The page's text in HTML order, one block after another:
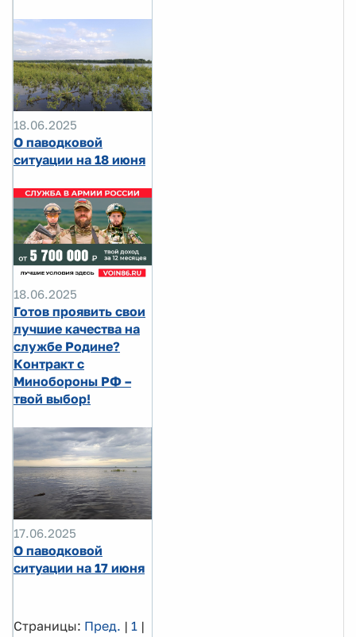
18.06.2025
О паводковой
ситуации на 18 июня
18.06.2025
Готов проявить свои
лучшие качества на
службе Родине?
Контракт с
Минобороны РФ –
твой выбор!
17.06.2025
О паводковой
ситуации на 17 июня
Страницы: Пред. | 1 |